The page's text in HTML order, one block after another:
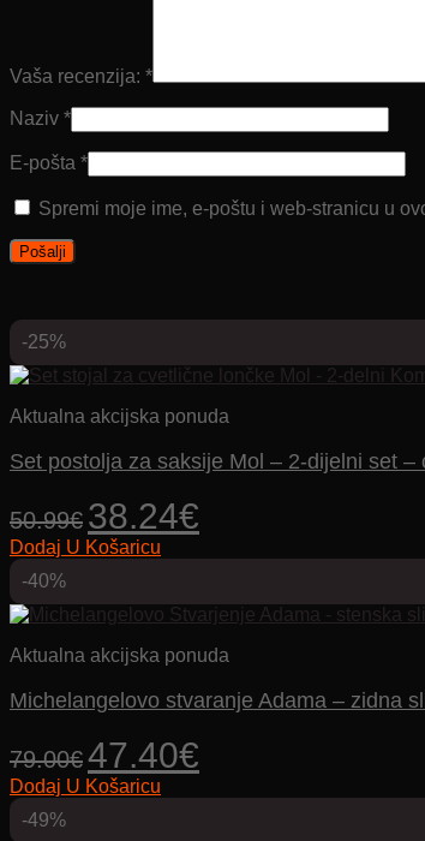
Vaša recenzija: *
Naziv *
E-pošta *
Spremi moje ime, e-poštu i web-stranicu u
-25%
Aktualna akcijska ponuda
Set postolja za saksije Mol – 2-dijelni set –
50.99€
Izvorna
cijena
bila
38.24€cijena
Dodaj U Košaricu
-40%
Aktualna akcijska ponuda
Michelangelovo stvaranje Adama – zidna
79.00€
Izvorna
cijena
bila
47.40€cijena
Dodaj U Košaricu
-49%